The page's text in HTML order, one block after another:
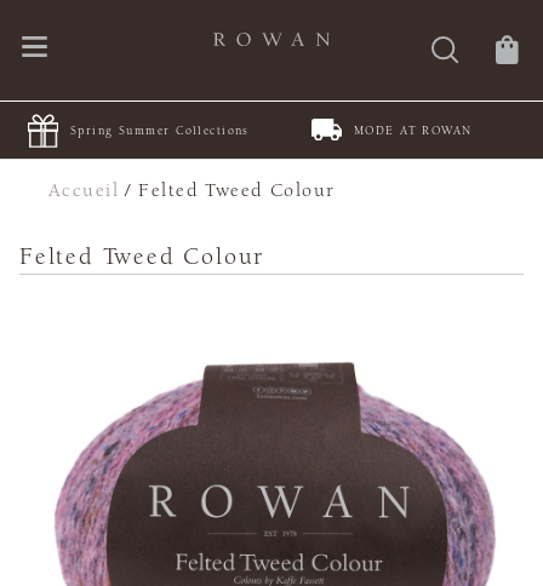
Spring Summer Collections MODE AT ROWAN
Accueil /Felted Tweed Colour
Felted Tweed Colour